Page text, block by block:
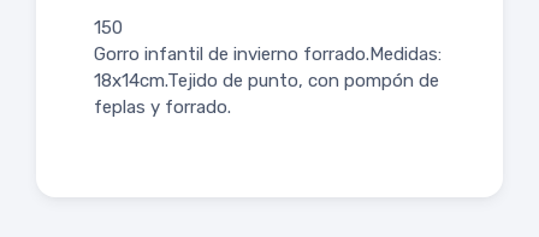
150
Gorro infantil de invierno forrado.Medidas:
18x14cm.Tejido de punto, con pompón de
feplas y forrado.